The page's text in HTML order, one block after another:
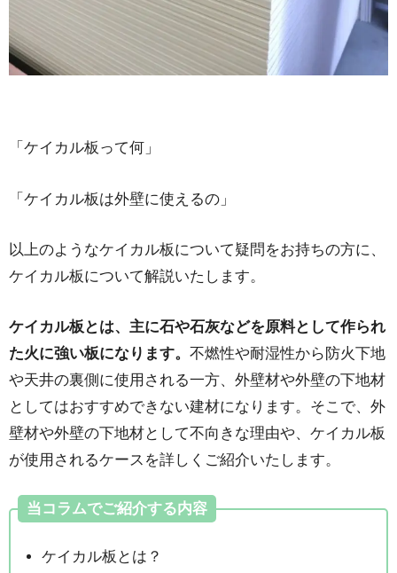
「ケイカル板って何」
「ケイカル板は外壁に使えるの」
以上のようなケイカル板について疑問をお持ちの方に、
ケイカル板について解説いたします。
ケイカル板とは、主に石や石灰などを原料として作られ
た火に強い板になります。 不燃性や耐湿性から防火下地
や天井の裏側に使用される一方、外壁材や外壁の下地材
としてはおすすめできない建材になります。そこで、外
壁材や外壁の下地材として不向きな理由や、ケイカル板
が使用されるケースを詳しくご紹介いたします。
当コラムでご紹介する内容
ケイカル板とは？